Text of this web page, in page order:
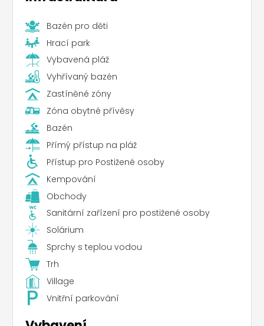
Bazén pro děti
Hrací park
Vybavená pláž
Vyhřívaný bazén
Zastíněné zóny
Zóna obytné přívěsy
Bazén
Přímý přístup na pláž
Přístup pro Postižené osoby
Kempování
Obchody
Sanitární zařízení pro postižené osoby
Solárium
Sprchy s teplou vodou
Trh
Village
Vnitřní parkování